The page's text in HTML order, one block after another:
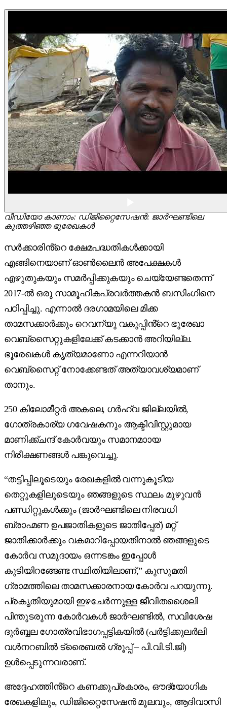
വീഡിയോ കാണാം: ഡിജിറ്റൈസേഷൻ: ജാർഘണ്ടിലെ
കുത്തഴിഞ്ഞ ഭൂരേഖകൾ
സർക്കാരിൻ്റെ ക്ഷേമപദ്ധതികൾക്കായി
എങ്ങിനെയാണ് ഓൺലൈൻ അപേക്ഷകൾ
എഴുതുകയും സമർപ്പിക്കുകയും ചെയ്യേണ്ടതെന്ന്
2017-ൽ ഒരു സാമൂഹികപ്രവർത്തകൻ ബസിംഗിനെ
പഠിപ്പിച്ചു. എന്നാൽ ദരഗാമയിലെ മിക്ക
താമസക്കാർക്കും റെവന്യൂ വകുപ്പിൻ്റെ ഭൂരേഖാ
വെബ്സൈറ്റുകളിലേക്ക് കടക്കാൻ അറിയില്ല.
ഭൂരേഖകൾ കൃത്യമാണോ എന്നറിയാൻ
വെബ്സൈറ്റ് നോക്കേണ്ടത് അത്യാവശ്യമാണ്
താനും.
250 കിലോമീറ്റർ അകലെ, ഗർഹ്വ ജില്ലയിൽ,
ഗോത്രകാര്യ ഗവേഷകനും ആക്ടിവിസ്റ്റുമായ
മാണിക്ക്ചന്ദ് കോർവയും സമാനമാായ
നിരീക്ഷണങ്ങൾ പങ്കുവെച്ചു.
“തട്ടിപ്പിലൂടെയും രേഖകളിൽ വന്നുകൂടിയ
തെറ്റുകളിലൂടെയും ഞങ്ങളുടെ സ്ഥലം മുഴുവൻ
പണ്ഡിറ്റുകൾക്കും (ജാർഘണ്ടിലെ നിരവധി
ബ്രാഹ്മണ ഉപജാതികളുടെ ജാതിപ്പേര്) മറ്റ്
ജാതിക്കാർക്കും വകമാറിപ്പോയതിനാൽ ഞങ്ങളുടെ
കോർവ സമുദായം ഒന്നടങ്കം ഇപ്പോൾ
കുടിയിറങ്ങേണ്ട സ്ഥിതിയിലാണ്,” കുസുമതി
ഗ്രാമത്തിലെ താമസക്കാരനായ കോർവ പറയുന്നു.
പ്രകൃതിയുമായി ഇഴചേർന്നുള്ള ജീവിതശൈലി
പിന്തുടരുന്ന കോർവകൾ ജാർഘണ്ടിൽ, സവിശേഷ
ദുർബ്ബല ഗോത്രവിഭാഗപ്പട്ടികയിൽ (പർട്ടിക്കുലർലി
വൾനറബിൽ ട്രൈബൽ ഗ്രൂപ്പ് – പി.വി.ടി.ജി)
ഉൾപ്പെടുന്നവരാണ്.
അദ്ദേഹത്തിൻ്റെ കണക്കുപ്രകാരം, ഔദ്യോഗിക
രേഖകളിലും, ഡിജിറ്റൈസേഷൻ മൂലവും, ആദിവാസി